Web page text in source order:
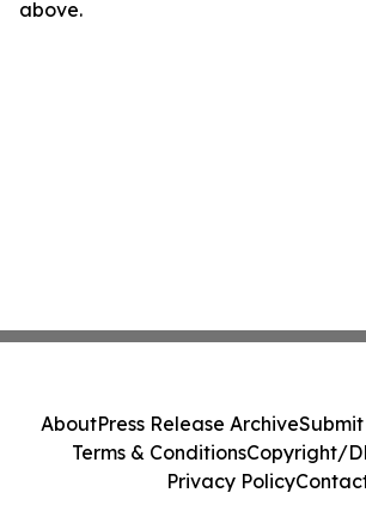
above.
AboutPress Release ArchiveSubmit
Terms & ConditionsCopyright/
Privacy Policy